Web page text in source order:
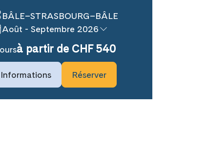
BÂLE–STRASBOURG–BÂLE
Août - Septembre 2026
à partir de CHF 540
Informations Réserver